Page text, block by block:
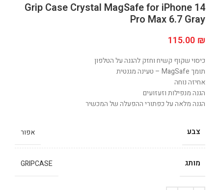
Grip Case Crystal MagSafe for iPhone 14
Pro Max 6.7 Gray
115.00 ₪
כיסוי שקוף קשיח וחזק להגנה על הטלפון
תומך MagSafe – טעינה מגנטית
אחיזה נוחה
הגנה מנפילות וזעזועים
הגנה מלאה על כפתורי ההפעלה של המכשיר
צבע אפור
מותג GRIPCASE